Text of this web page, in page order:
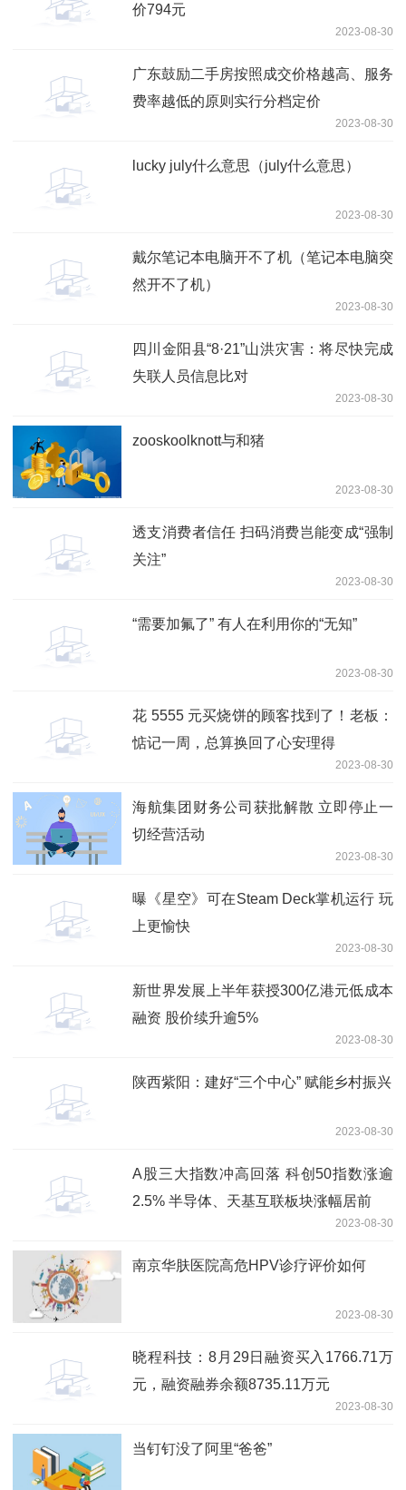
价794元
2023-08-30
广东鼓励二手房按照成交价格越高、服务
费率越低的原则实行分档定价
2023-08-30
lucky july什么意思（july什么意思）
2023-08-30
戴尔笔记本电脑开不了机（笔记本电脑突
然开不了机）
2023-08-30
四川金阳县“8·21”山洪灾害：将尽快完成
失联人员信息比对
2023-08-30
zooskoolknott与和猪
2023-08-30
透支消费者信任 扫码消费岂能变成“强制
关注”
2023-08-30
“需要加氟了” 有人在利用你的“无知”
2023-08-30
花 5555 元买烧饼的顾客找到了！老板：
惦记一周，总算换回了心安理得
2023-08-30
海航集团财务公司获批解散 立即停止一
切经营活动
2023-08-30
曝《星空》可在Steam Deck掌机运行 玩
上更愉快
2023-08-30
新世界发展上半年获授300亿港元低成本
融资 股价续升逾5%
2023-08-30
陕西紫阳：建好“三个中心” 赋能乡村振兴
2023-08-30
A股三大指数冲高回落 科创50指数涨逾
2.5% 半导体、天基互联板块涨幅居前
2023-08-30
南京华肤医院高危HPV诊疗评价如何
2023-08-30
晓程科技：8月29日融资买入1766.71万
元，融资融券余额8735.11万元
2023-08-30
当钉钉没了阿里“爸爸”